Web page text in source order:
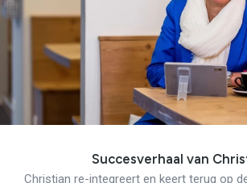
Succesverhaal van
Christian re-integreert en keert terug op